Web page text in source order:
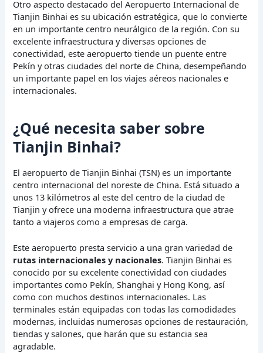
Otro aspecto destacado del Aeropuerto Internacional de
Tianjin Binhai es su ubicación estratégica, que lo convierte
en un importante centro neurálgico de la región. Con su
excelente infraestructura y diversas opciones de
conectividad, este aeropuerto tiende un puente entre
Pekín y otras ciudades del norte de China, desempeñando
un importante papel en los viajes aéreos nacionales e
internacionales.
¿Qué necesita saber sobre
Tianjin Binhai?
El aeropuerto de Tianjin Binhai (TSN) es un importante
centro internacional del noreste de China. Está situado a
unos 13 kilómetros al este del centro de la ciudad de
Tianjin y ofrece una moderna infraestructura que atrae
tanto a viajeros como a empresas de carga.
Este aeropuerto presta servicio a una gran variedad de
rutas internacionales y nacionales. Tianjin Binhai es
conocido por su excelente conectividad con ciudades
importantes como Pekín, Shanghai y Hong Kong, así
como con muchos destinos internacionales. Las
terminales están equipadas con todas las comodidades
modernas, incluidas numerosas opciones de restauración,
tiendas y salones, que harán que su estancia sea
agradable.